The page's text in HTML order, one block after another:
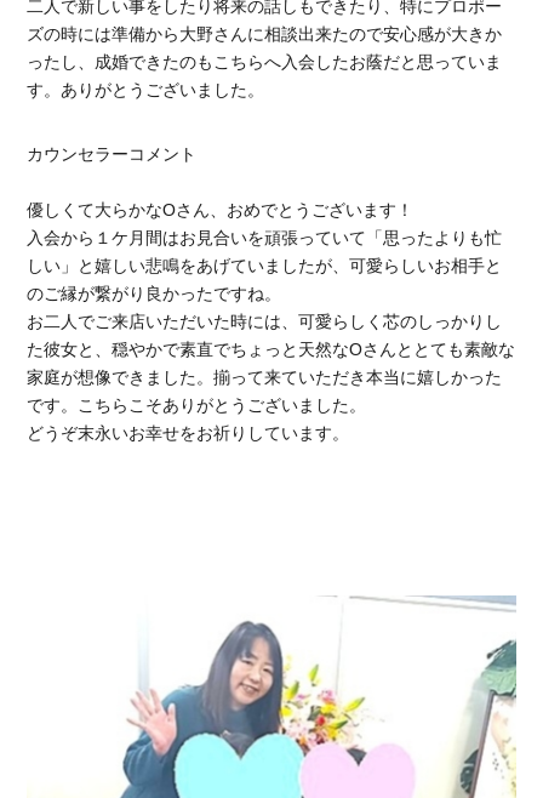
二人で新しい事をしたり将来の話しもできたり、特にプロポー
ズの時には準備から大野さんに相談出来たので安心感が大きか
ったし、成婚できたのもこちらへ入会したお蔭だと思っていま
す。ありがとうございました。
カウンセラーコメント
優しくて大らかなOさん、おめでとうございます！
入会から１ケ月間はお見合いを頑張っていて「思ったよりも忙
しい」と嬉しい悲鳴をあげていましたが、可愛らしいお相手と
のご縁が繋がり良かったですね。
お二人でご来店いただいた時には、可愛らしく芯のしっかりし
た彼女と、穏やかで素直でちょっと天然なOさんととても素敵な
家庭が想像できました。揃って来ていただき本当に嬉しかった
です。こちらこそありがとうございました。
どうぞ末永いお幸せをお祈りしています。